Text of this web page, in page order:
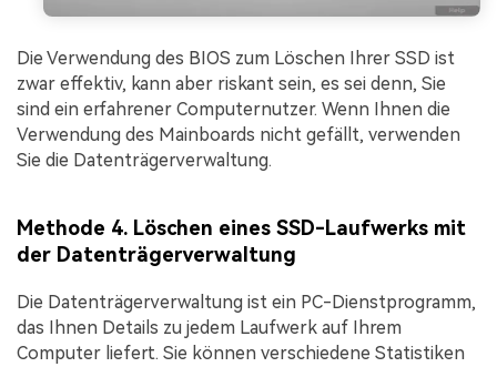
Die Verwendung des BIOS zum Löschen Ihrer SSD ist
zwar effektiv, kann aber riskant sein, es sei denn, Sie
sind ein erfahrener Computernutzer. Wenn Ihnen die
Verwendung des Mainboards nicht gefällt, verwenden
Sie die Datenträgerverwaltung.
Methode 4. Löschen eines SSD-Laufwerks mit
der Datenträgerverwaltung
Die Datenträgerverwaltung ist ein PC-Dienstprogramm,
das Ihnen Details zu jedem Laufwerk auf Ihrem
Computer liefert. Sie können verschiedene Statistiken